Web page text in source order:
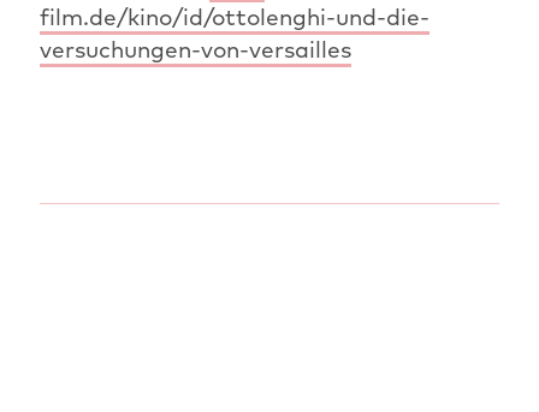
film.de/kino/id/ottolenghi-und-die-
versuchungen-von-versailles